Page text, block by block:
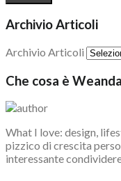
Archivio Articoli
Archivio Articoli
Che cosa è
What I love: design,
pizzico di crescita
interessante